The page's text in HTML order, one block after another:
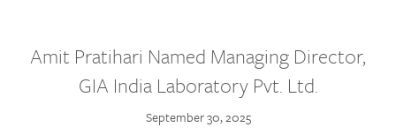
Amit Pratihari Named Managing Director,
GIA India Laboratory Pvt. Ltd.
September 30, 2025